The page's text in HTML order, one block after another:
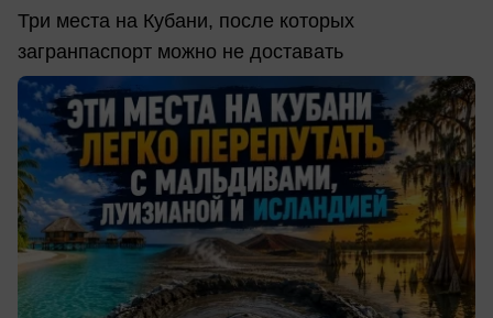
Три места на Кубани, после которых
загранпаспорт можно не доставать